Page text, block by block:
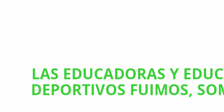
LAS EDUCADORAS Y
DEPORTIVOS FUIMOS,